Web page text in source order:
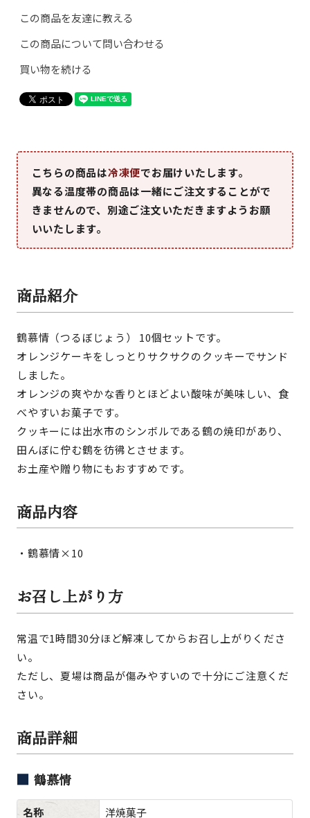
この商品を友達に教える
この商品について問い合わせる
買い物を続ける
こちらの商品は冷凍便でお届けいたします。
異なる温度帯の商品は一緒にご注文することがで
きませんので、別途ご注文いただきますようお願
いいたします。
商品紹介
鶴慕情（つるぼじょう） 10個セットです。
オレンジケーキをしっとりサクサクのクッキーでサンド
しました。
オレンジの爽やかな香りとほどよい酸味が美味しい、食
べやすいお菓子です。
クッキーには出水市のシンボルである鶴の焼印があり、
田んぼに佇む鶴を彷彿とさせます。
お土産や贈り物にもおすすめです。
商品内容
・鶴慕情×10
お召し上がり方
常温で1時間30分ほど解凍してからお召し上がりくださ
い。
ただし、夏場は商品が傷みやすいので十分にご注意くだ
さい。
商品詳細
鶴慕情
名称 洋焼菓子